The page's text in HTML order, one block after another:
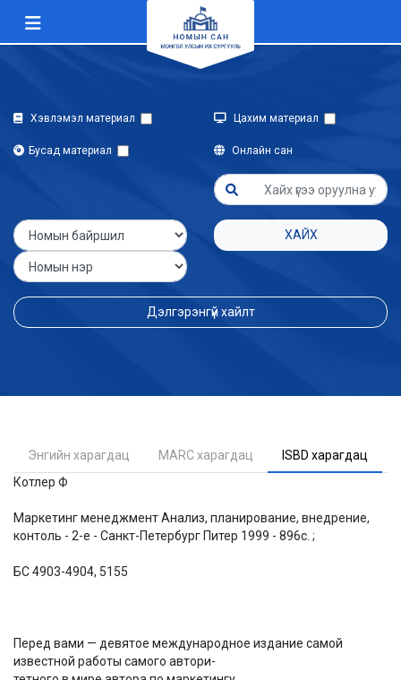
Хэвлэмэл материал Цахим материал
Бусад материал Онлайн сан
ХАЙХ
Дэлгэрэнгүй хайлт
Энгийн харагдац MARC харагдац
ISBD харагдац
Котлер Ф
Маркетинг менеджмент Анализ, планирование, внедрение,
контоль - 2-е - Санкт-Петербург Питер 1999 - 896с. ;
БС 4903-4904, 5155
Перед вами — девятое международное издание самой
известной работы самого автори-